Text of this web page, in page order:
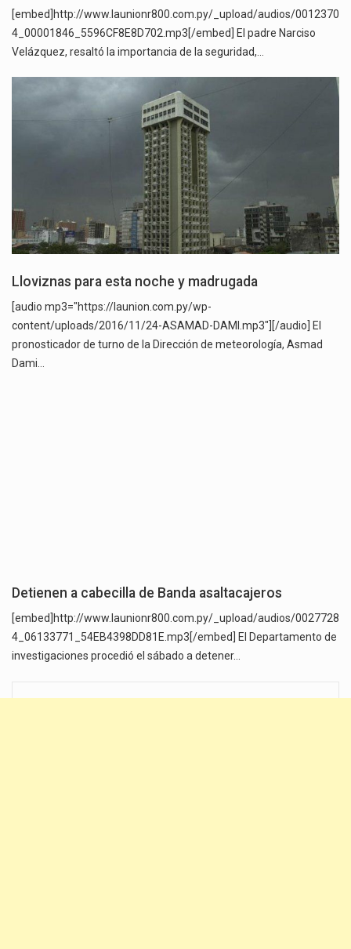
[embed]http://www.launionr800.com.py/_upload/audios/0012370
4_00001846_5596CF8E8D702.mp3[/embed] El padre Narciso
Velázquez, resaltó la importancia de la seguridad,…
Lloviznas para esta noche y madrugada
[audio mp3="https://launion.com.py/wp-
content/uploads/2016/11/24-ASAMAD-DAMI.mp3"][/audio] El
pronosticador de turno de la Dirección de meteorología, Asmad
Dami…
Detienen a cabecilla de Banda asaltacajeros
[embed]http://www.launionr800.com.py/_upload/audios/0027728
4_06133771_54EB4398DD81E.mp3[/embed] El Departamento de
investigaciones procedió el sábado a detener…